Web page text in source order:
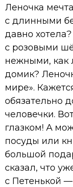
Леночка
с длинными
давно
с розовыми
нежными, как
домик?
мире».
обязательно
человечки.
глазком! А
посуды или
большой
сказал, что
с Петенькой